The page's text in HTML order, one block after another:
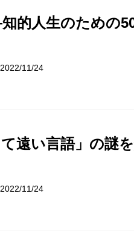
的人生のための
11/24
遠い言語」の謎
11/24